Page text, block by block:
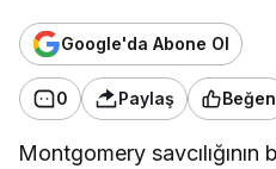
Google'da Abone Ol
0 Paylaş Beğen
Montgomery